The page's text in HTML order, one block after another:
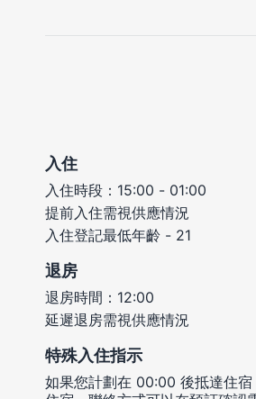
入住
入住時段：15:00 - 01:00
提前入住需視供應情況
入住登記最低年齡 - 21
退房
退房時間：12:00
延遲退房需視供應情況
特殊入住指示
如果您計劃在 00:00 後抵達住宿